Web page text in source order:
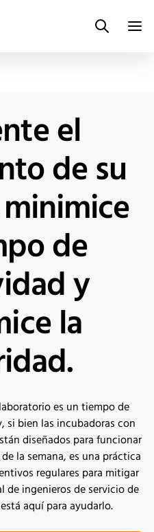
Search
el
de su
de
y
la
es un tiempo de
si bien las incubadoras con
diseñados para funcionar
la semana, es una práctica
regulares para mitigar
de ingenieros de servicio de
aquí para ayudarlo.